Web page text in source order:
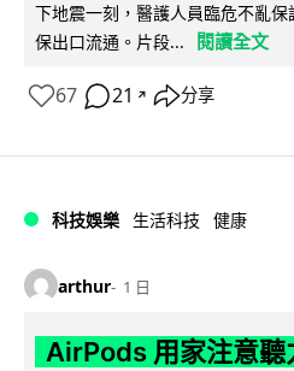
下地震一刻，醫護人員臨危不亂
保出口流通。片段...
閱讀全文
67 21 ↗ 分享
科技娛樂 生活科技 健康
arthur 1 日
AirPods 用家注意聽